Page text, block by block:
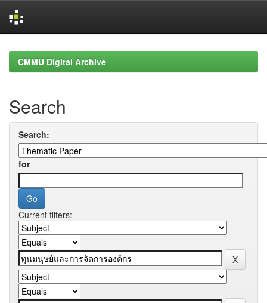
navigationCMMU Digital Archive
Search
Search:
for
Current filters: